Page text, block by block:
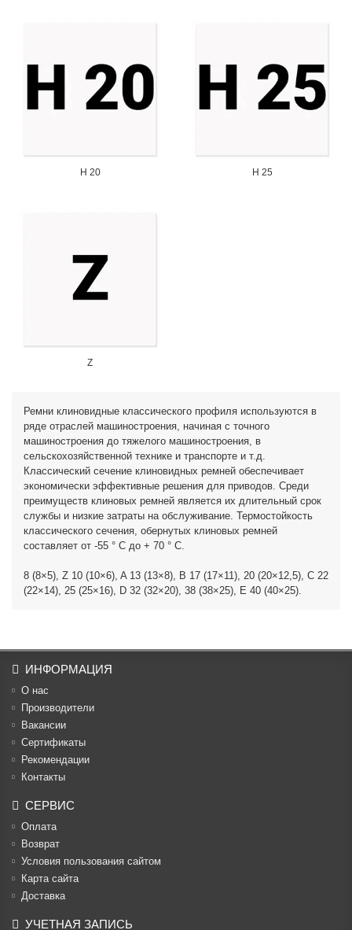
H 20 H 25
Z
Ремни клиновидные классического профиля используются в
ряде отраслей машиностроения, начиная с точного
машиностроения до тяжелого машиностроения, в
сельскохозяйственной технике и транспорте и т.д.
Классический сечение клиновидных ремней обеспечивает
экономически эффективные решения для приводов. Среди
преимуществ клиновых ремней является их длительный срок
службы и низкие затраты на обслуживание. Термостойкость
классического сечения, обернутых клиновых ремней
составляет от -55 ° C до + 70 ° C.
8 (8×5), Z 10 (10×6), A 13 (13×8), B 17 (17×11), 20 (20×12,5), C 22
(22×14), 25 (25×16), D 32 (32×20), 38 (38×25), E 40 (40×25).
ИНФОРМАЦИЯ
О нас
Производители
Вакансии
Cертификаты
Рекомендации
Контакты
СЕРВИС
Оплата
Возврат
Условия пользования сайтом
Карта сайта
Доставка
УЧЕТНАЯ ЗАПИСЬ